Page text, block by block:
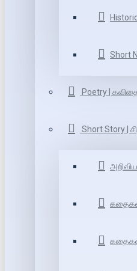
Short
Poetry |
Short Story |